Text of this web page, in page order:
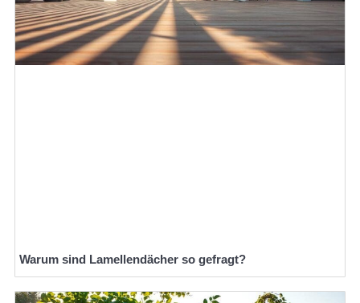
Warum sind Lamellendächer so gefragt?